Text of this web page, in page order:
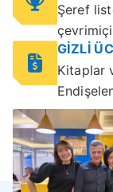
Şeref
GİZLİ
Kitaplar